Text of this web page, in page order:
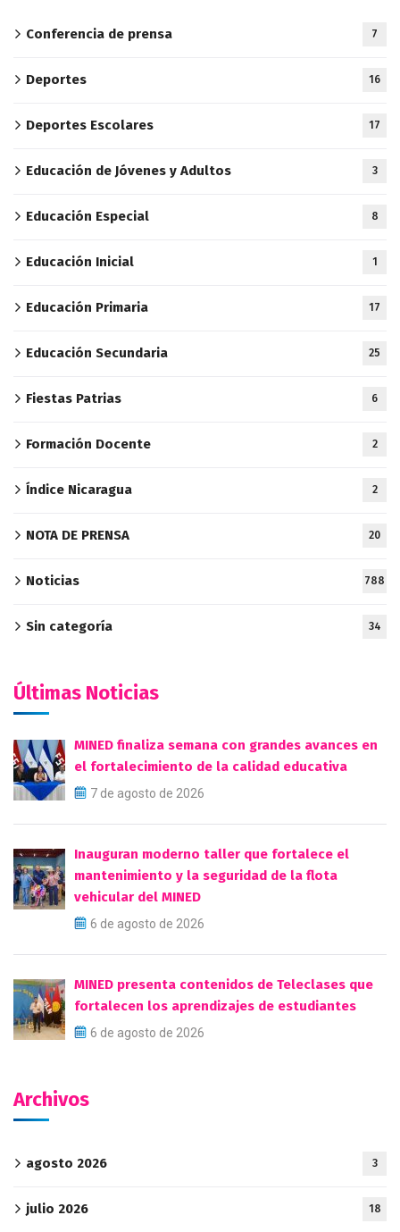
Conferencia de prensa 7
Deportes 16
Deportes Escolares 17
Educación de Jóvenes y Adultos 3
Educación Especial 8
Educación Inicial 1
Educación Primaria 17
Educación Secundaria 25
Fiestas Patrias 6
Formación Docente 2
Índice Nicaragua 2
NOTA DE PRENSA 20
Noticias 788
Sin categoría 34
Últimas Noticias
MINED finaliza semana con grandes avances en
el fortalecimiento de la calidad educativa
7 de agosto de 2026
Inauguran moderno taller que fortalece el
mantenimiento y la seguridad de la flota
vehicular del MINED
6 de agosto de 2026
MINED presenta contenidos de Teleclases que
fortalecen los aprendizajes de estudiantes
6 de agosto de 2026
Archivos
agosto 2026 3
julio 2026 18